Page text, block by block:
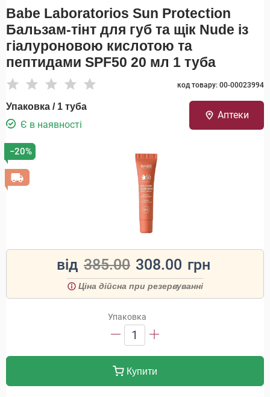
Babe Laboratorios Sun Protection
Бальзам-тінт для губ та щік Nude із
гіалуроновою кислотою та
пептидами SPF50 20 мл 1 туба
код товару: 00-00023994
Упаковка / 1 туба
Є в наявності
Аптеки
−20%
від 385.00 308.00 грн
Ціна дійсна при резервуванні
Упаковка
1
Купити